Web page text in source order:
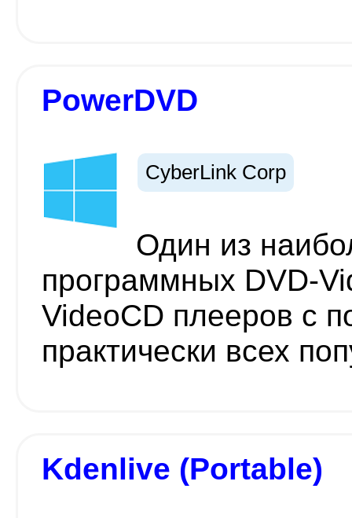
PowerDVD
CyberLink Corp
Один из
программных DVD-
VideoCD плееров с
практически всех
Kdenlive (Portable)